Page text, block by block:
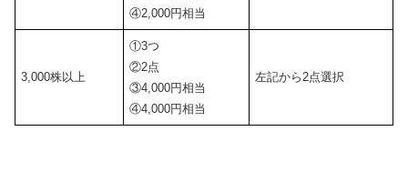
④2,000円相当
3,000株以上
①3つ
②2点
③4,000円相当
④4,000円相当
左記から2点選択